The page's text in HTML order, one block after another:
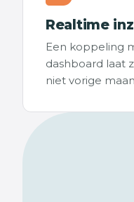
Realtime
Een koppeling
dashboard laat
niet vorige